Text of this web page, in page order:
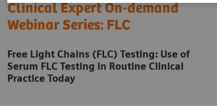
Clinical Expert On-demand
Webinar Series: FLC
Free Light Chains (FLC) Testing: Use of
Serum FLC Testing in Routine Clinical
Practice Today